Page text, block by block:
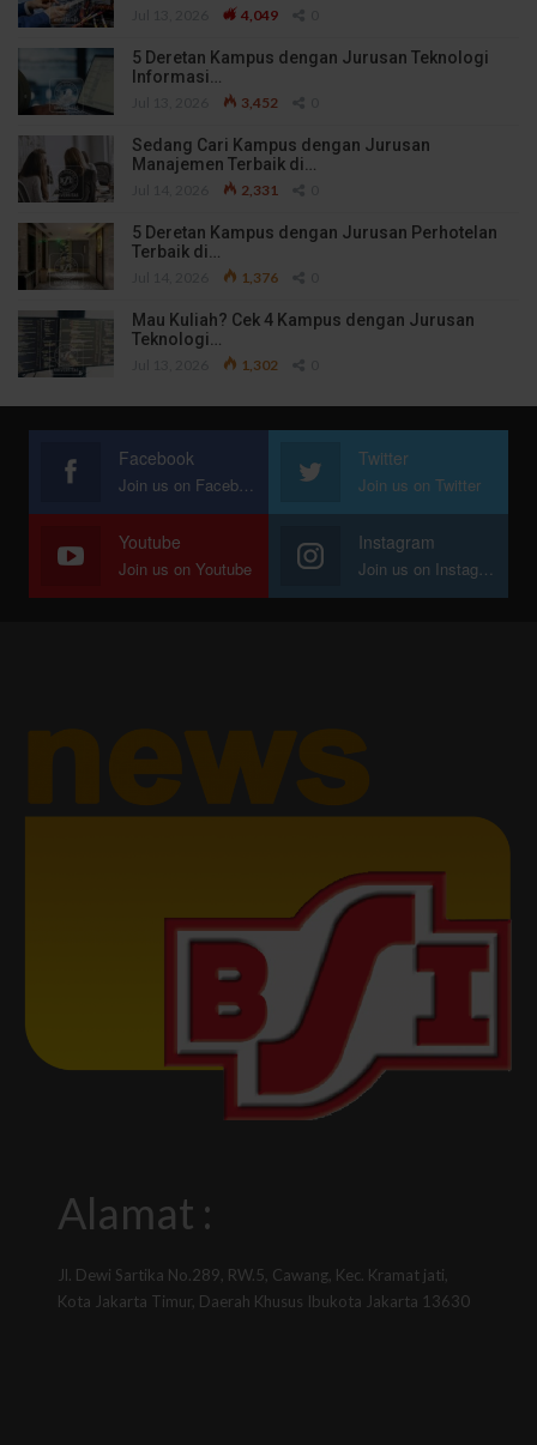
4,049
5 Deretan Kampus dengan Jurusan Teknologi
Informasi…
3,452
Sedang Cari Kampus dengan Jurusan
Manajemen Terbaik di…
2,331
5 Deretan Kampus dengan Jurusan Perhotelan
Terbaik di…
1,376
Mau Kuliah? Cek 4 Kampus dengan Jurusan
Teknologi…
1,302
Facebook Twitter
Join us on Twitter
Youtube
Join us on Youtube
Instagram
Alamat :
Jl. Dewi Sartika No.289, RW.5, Cawang, Kec. Kramat jati,
Kota Jakarta Timur, Daerah Khusus Ibukota Jakarta 13630